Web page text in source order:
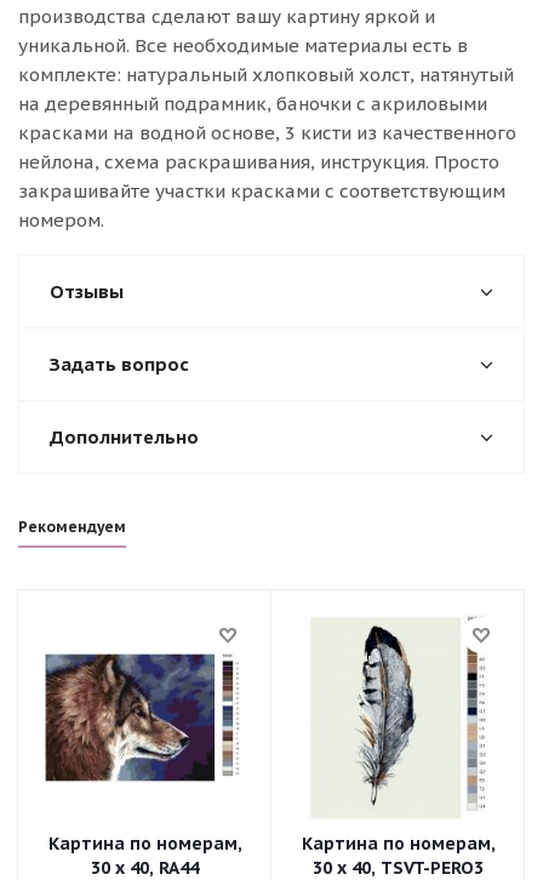
производства сделают вашу картину яркой и
уникальной. Все необходимые материалы есть в
комплекте: натуральный хлопковый холст, натянутый
на деревянный подрамник, баночки с акриловыми
красками на водной основе, 3 кисти из качественного
нейлона, схема раскрашивания, инструкция. Просто
закрашивайте участки красками с соответствующим
номером.
Отзывы
Задать вопрос
Дополнительно
Рекомендуем
Картина по номерам,
30 x 40, RA44
Картина по номерам,
30 x 40, TSVT-PERO3